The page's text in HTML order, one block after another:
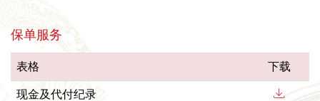
保单服务
表格 下载
现金及代付纪录